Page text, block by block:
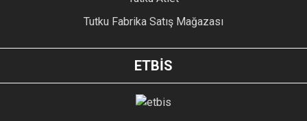
Tutku Fabrika Satış Mağazası
ETBİS